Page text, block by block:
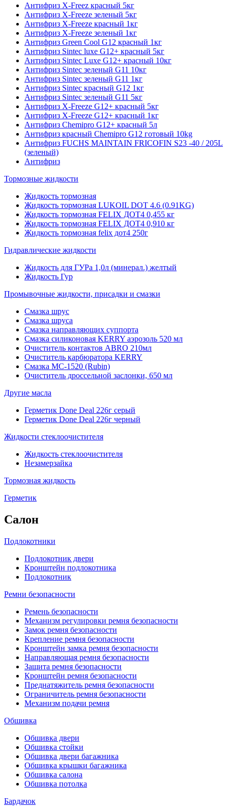
Антифриз X-Freez красный 5кг
Антифриз X-Freeze зеленый 5кг
Антифриз X-Freeze красный 1кг
Антифриз X-Freeze зеленый 1кг
Антифриз Green Cool G12 красный 1кг
Антифриз Sintec luxe G12+ красный 5кг
Антифриз Sintec Luxe G12+ красный 10кг
Антифриз Sintec зеленый G11 10кг
Антифриз Sintec зеленый G11 1кг
Антифриз Sintec красный G12 1кг
Антифриз Sintec зеленый G11 5кг
Антифриз X-Freeze G12+ красный 5кг
Антифриз X-Freeze G12+ красный 1кг
Антифриз Chemipro G12+ красный 5л
Антифриз красный Chemipro G12 готовый 10kg
Антифриз FUCHS MAINTAIN FRICOFIN S23 -40 / 205L
(зеленый)
Антифриз
Тормозные жидкости
Жидкость тормозная
Жидкость тормозная LUKOIL DOT 4.6 (0.91KG)
Жидкость тормозная FELIX ДОТ4 0,455 кг
Жидкость тормозная FELIX ДОТ4 0,910 кг
Жидкость тормозная felix дот4 250г
Гидравлические жидкости
Жидкость для ГУРа 1,0л (минерал.) желтый
Жидкость Гур
Промывочные жидкости, присадки и смазки
Смазка шрус
Смазка шруса
Смазка направляющих суппорта
Смазка силиконовая KERRY аэрозоль 520 мл
Очиститель контактов ABRO 210мл
Очиститель карбюратора KERRY
Смазка МС-1520 (Rubin)
Очиститель дроссельной заслонки, 650 мл
Другие масла
Герметик Done Deal 226г серый
Герметик Done Deal 226г черный
Жидкости стеклоочистителя
Жидкость стеклоочистителя
Незамерзайка
Тормозная жидкость
Герметик
Салон
Подлокотники
Подлокотник двери
Кронштейн подлокотника
Подлокотник
Ремни безопасности
Ремень безопасности
Механизм регулировки ремня безопасности
Замок ремня безопасности
Крепление ремня безопасности
Кронштейн замка ремня безопасности
Направляющая ремня безопасности
Защита ремня безопасности
Кронштейн ремня безопасности
Преднатяжитель ремня безопасности
Ограничитель ремня безопасности
Механизм подачи ремня
Обшивка
Обшивка двери
Обшивка стойки
Обшивка двери багажника
Обшивка крышки багажника
Обшивка салона
Обшивка потолка
Бардачок